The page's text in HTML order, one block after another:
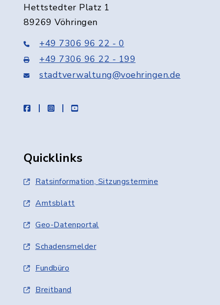
Hettstedter Platz 1
89269 Vöhringen
+49 7306 96 22 - 0
+49 7306 96 22 - 199
stadtverwaltung@voehringen.de
facebookinstagramyoutube
Quicklinks
Ratsinformation, Sitzungstermine
Amtsblatt
Geo-Datenportal
Schadensmelder
Fundbüro
Breitband